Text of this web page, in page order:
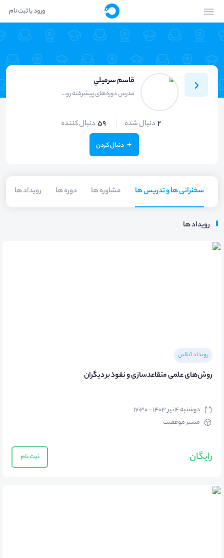
ورود یا ثبت نام
قاسم سرميلي
مدرس دوره‌های پیشرفته روانشناسی فروش
2 دنبال شده 59 دنبال کننده
دنبال کردن
سخنرانی ها و تدریس ها مشاوره ها دوره ها رویداد ها
رویداد ها
رویداد آنلاین
روش‌های علمی متقاعدسازی و نفوذ بر دیگران
دوشنبه ۴ تیر ۱۴۰۳ - ۱۷:۳۰
مسیر موفقیت
رایگان ثبت نام